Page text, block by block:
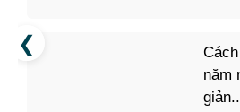
năm